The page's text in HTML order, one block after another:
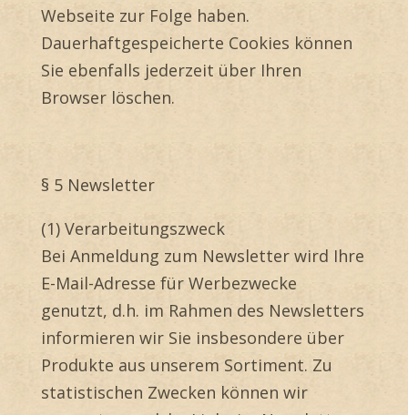
Webseite zur Folge haben.
Dauerhaftgespeicherte Cookies können
Sie ebenfalls jederzeit über Ihren
Browser löschen.
§ 5 Newsletter
(1) Verarbeitungszweck
Bei Anmeldung zum Newsletter wird Ihre
E-Mail-Adresse für Werbezwecke
genutzt, d.h. im Rahmen des Newsletters
informieren wir Sie insbesondere über
Produkte aus unserem Sortiment. Zu
statistischen Zwecken können wir